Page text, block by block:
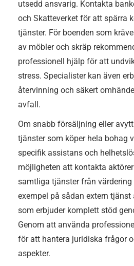
utsedd ansvarig. Kontakta
och Skatteverket för att spärra
tjänster. För boenden som
av möbler och skräp
professionell hjälp för att
stress. Specialister kan även
återvinning och säkert
avfall.
Om snabb försäljning eller
tjänster som köper hela bohag
specifik assistans och
möjligheten att kontakta
samtliga tjänster från
exempel på sådan extern tjänst
som erbjuder komplett stöd
Genom att använda
för att hantera juridiska frågor
aspekter.